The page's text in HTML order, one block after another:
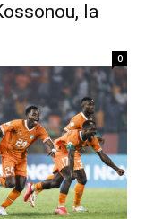
la
0